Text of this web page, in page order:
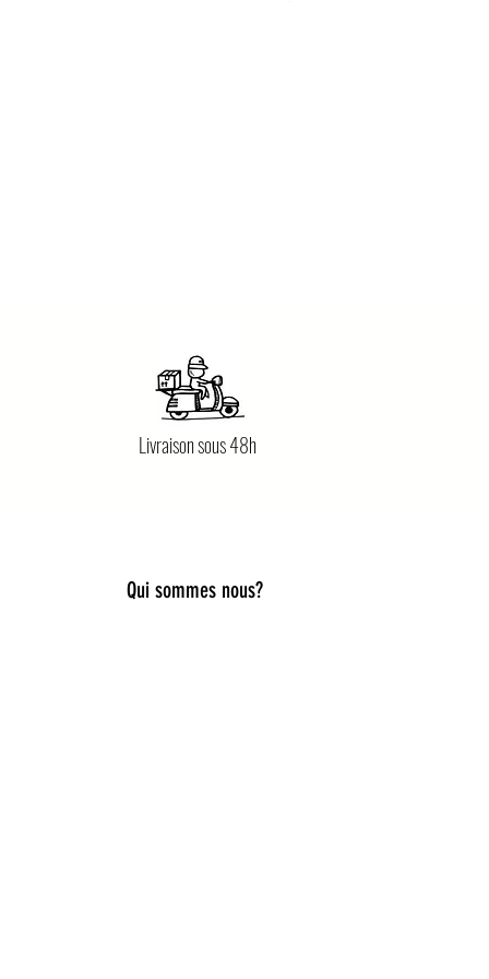
Livraison sous 48h
Qui sommes nous?